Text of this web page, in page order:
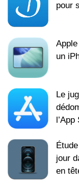
pour
un
Le
jour
en